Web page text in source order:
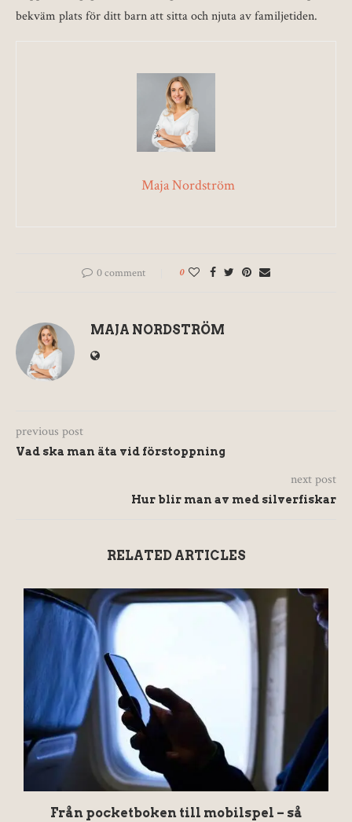
bekväm plats för ditt barn att sitta och njuta av familjetiden.
Maja Nordström
0 comment 0
MAJA NORDSTRÖM
previous post
Vad ska man äta vid förstoppning
next post
Hur blir man av med silverfiskar
RELATED ARTICLES
Från pocketboken till mobilspel – så